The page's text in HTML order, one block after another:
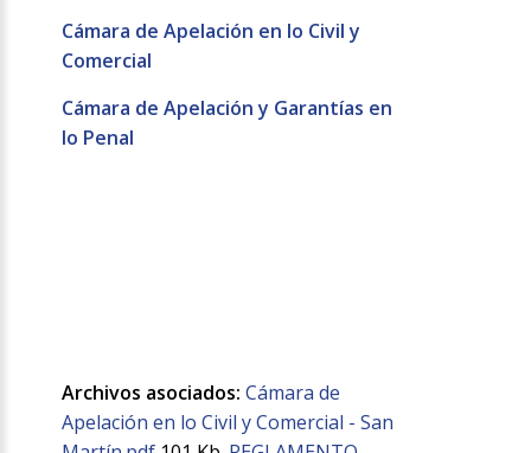
Cámara de Apelación en lo Civil y
Comercial
Cámara de Apelación y Garantías en
lo Penal
Archivos asociados: Cámara de
Apelación en lo Civil y Comercial - San